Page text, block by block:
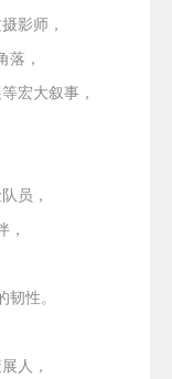
影师，
落，
宏大叙事，
员，
，
韧性。
人，